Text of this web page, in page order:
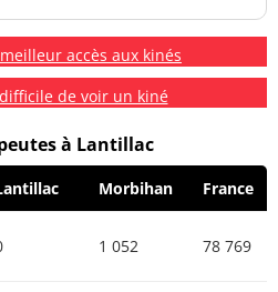
accès aux kinés
de voir un kiné
à Lantillac
Morbihan France
1 052 78 769